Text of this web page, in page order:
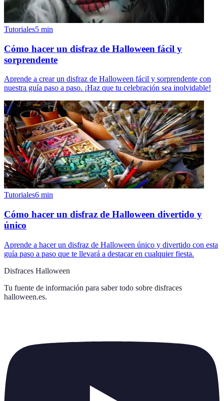
Tutoriales5 min
Cómo hacer un disfraz de Halloween fácil y
sorprendente
Aprende a crear un disfraz de Halloween fácil y sorprendente con
nuestra guía paso a paso. ¡Haz que tu celebración sea inolvidable!
Tutoriales6 min
Cómo hacer un disfraz de Halloween divertido y
único
Aprende a hacer un disfraz de Halloween único y divertido con esta
guía paso a paso que te llevará a destacar en cualquier fiesta.
Disfraces Halloween
Tu fuente de información para saber todo sobre disfraces
halloween.es.